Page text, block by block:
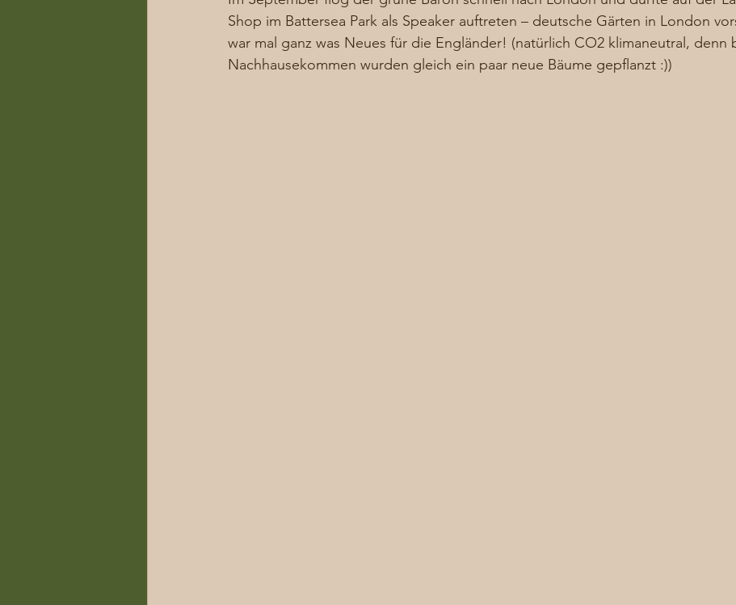
Shop im Battersea Park als Speaker auftreten – deutsche Gärten in London
war mal ganz was Neues für die Engländer! (natürlich CO2 klimaneutral, denn
Nachhausekommen wurden gleich ein paar neue Bäume gepflanzt :))